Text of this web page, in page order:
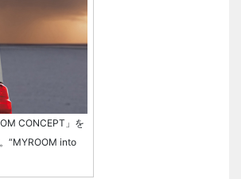
CONCEPT」を
“MYROOM into